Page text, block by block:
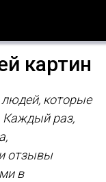
картин
людей, которые
Каждый раз,
отзывы
в